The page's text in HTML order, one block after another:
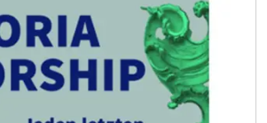
auf dem Programm, dazu
manchmal auch mit BBQ oder